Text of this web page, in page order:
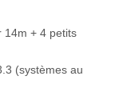
14m + 4 petits
(systèmes au